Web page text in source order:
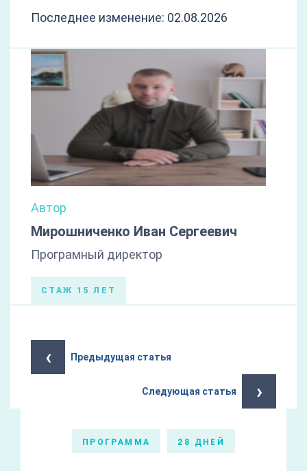
Последнее изменение: 02.08.2026
Автор
Мирошниченко Иван Сергеевич
Програмный директор
СТАЖ 15 ЛЕТ
‹ Предыдущая статья
Следующая статья ›
ПРОГРАММА 28 ДНЕЙ